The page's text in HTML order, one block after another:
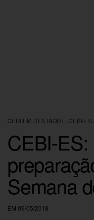
CEBI EM DESTAQUE CEBI-ES
CEBI-
Semana
EM 09/05/2018